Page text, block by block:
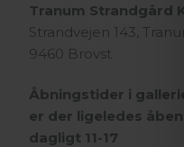
Tranum Strandgård
Strandvejen 143,
9460 Brovst
Åbningstider i
er der ligeledes
dagligt 11-17